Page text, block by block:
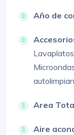
Año de
Area
Aire